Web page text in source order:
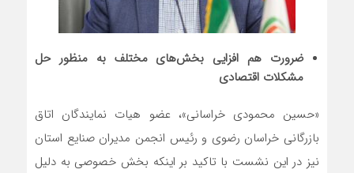
ضرورت هم افزایی بخش‌های مختلف به منظور حل
مشکلات اقتصادی
«حسین محمودی خراسانی»، عضو هیات نمایندگان اتاق
بازرگانی خراسان رضوی و رئیس انجمن مدیران صنایع استان
نیز در این نشست با تاکید بر اینکه بخش خصوصی به دلیل